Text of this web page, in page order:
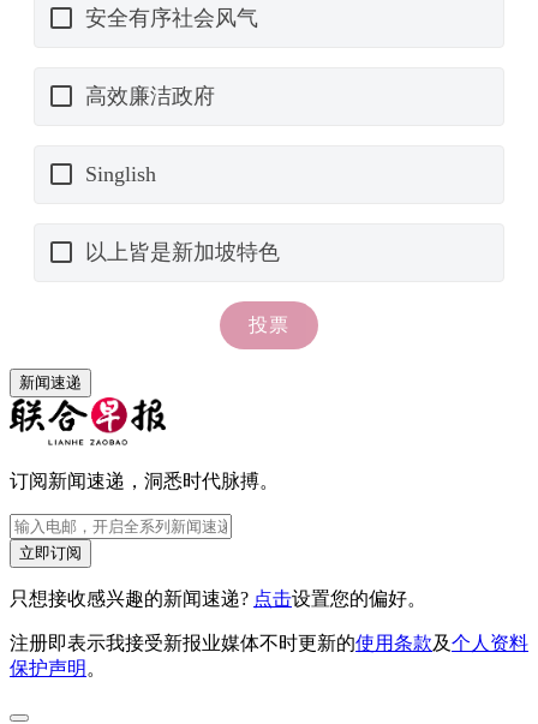
新闻速递
订阅新闻速递，洞悉时代脉搏。
立即订阅
只想接收感兴趣的新闻速递? 点击设置您的偏好。
注册即表示我接受新报业媒体不时更新的使用条款及个人资料
保护声明 。